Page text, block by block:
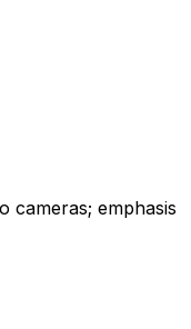
cameras; emphasis